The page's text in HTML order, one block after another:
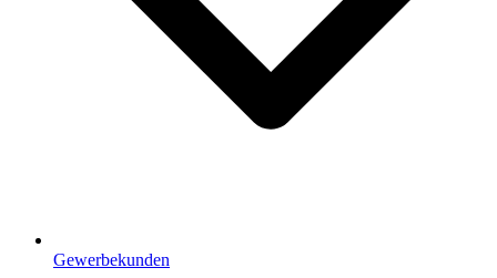
Gewerbekunden